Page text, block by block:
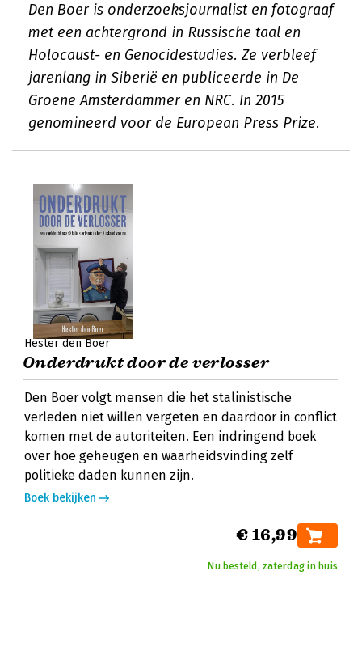
Den Boer is onderzoeksjournalist en fotograaf
met een achtergrond in Russische taal en
Holocaust- en Genocidestudies. Ze verbleef
jarenlang in Siberië en publiceerde in De
Groene Amsterdammer en NRC. In 2015
genomineerd voor de European Press Prize.
Hester den Boer
Onderdrukt door de verlosser
Den Boer volgt mensen die het stalinistische
verleden niet willen vergeten en daardoor in conflict
komen met de autoriteiten. Een indringend boek
over hoe geheugen en waarheidsvinding zelf
politieke daden kunnen zijn.
Boek bekijken
€ 16,99
Nu besteld, zaterdag in huis